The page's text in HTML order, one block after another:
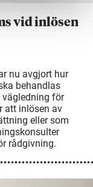
vid inlösen
nu avgjort hur
behandlas
för
att inlösen av
eller som
rådgivning.